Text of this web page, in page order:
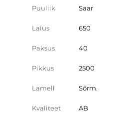
Puuliik Saar
Laius 650
Paksus 40
Pikkus 2500
Lamell Sõrm.
Kvaliteet AB